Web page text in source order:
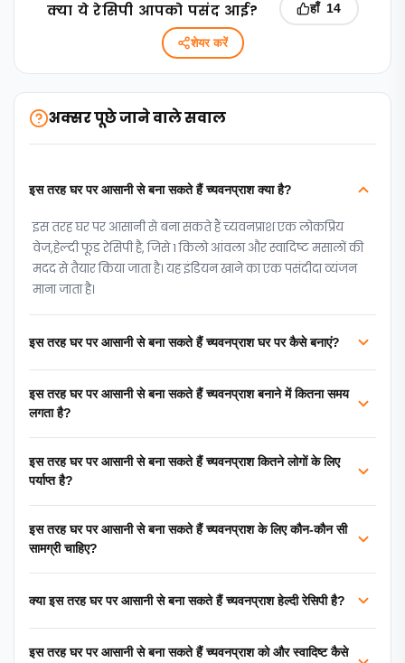
क्‍या ये रेसिपी आपको पसंद आई? हाँ 14
शेयर करें
अक्सर पूछे जाने वाले सवाल
इस तरह घर पर आसानी से बना सकते हैं च्यवनप्राश क्या है?
इस तरह घर पर आसानी से बना सकते हैं च्यवनप्राश एक लोकप्रिय
वेज,हेल्‍दी फूड रेसिपी है, जिसे 1 किलो आंवला और स्वादिष्ट मसालों की
मदद से तैयार किया जाता है। यह इंडियन खाने का एक पसंदीदा व्यंजन
माना जाता है।
इस तरह घर पर आसानी से बना सकते हैं च्यवनप्राश घर पर कैसे बनाएं?
इस तरह घर पर आसानी से बना सकते हैं च्यवनप्राश बनाने में कितना समय
लगता है?
इस तरह घर पर आसानी से बना सकते हैं च्यवनप्राश कितने लोगों के लिए
पर्याप्त है?
इस तरह घर पर आसानी से बना सकते हैं च्यवनप्राश के लिए कौन-कौन सी
सामग्री चाहिए?
क्या इस तरह घर पर आसानी से बना सकते हैं च्यवनप्राश हेल्दी रेसिपी है?
इस तरह घर पर आसानी से बना सकते हैं च्यवनप्राश को और स्वादिष्ट कैसे